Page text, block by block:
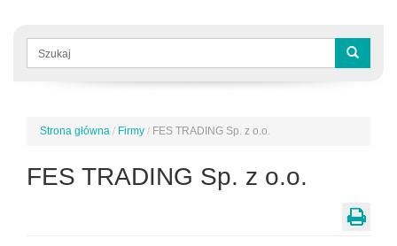
Formularz
wyszukiwania
Jesteś
Strona główna / Firmy / FES TRADING Sp. z o.o.
FES TRADING Sp. z o.o.